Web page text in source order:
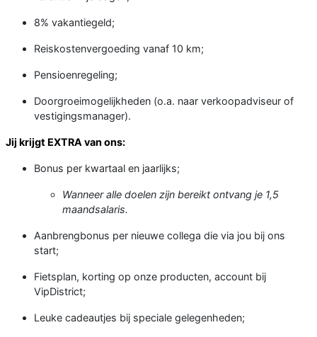
8% vakantiegeld;
Reiskostenvergoeding vanaf 10 km;
Pensioenregeling;
Doorgroeimogelijkheden (o.a. naar verkoopadviseur of
vestigingsmanager).
Jij krijgt EXTRA van ons:
Bonus per kwartaal en jaarlijks;
Wanneer alle doelen zijn bereikt ontvang je 1,5
maandsalaris.
Aanbrengbonus per nieuwe collega die via jou bij ons
start;
Fietsplan, korting op onze producten, account bij
VipDistrict;
Leuke cadeautjes bij speciale gelegenheden;